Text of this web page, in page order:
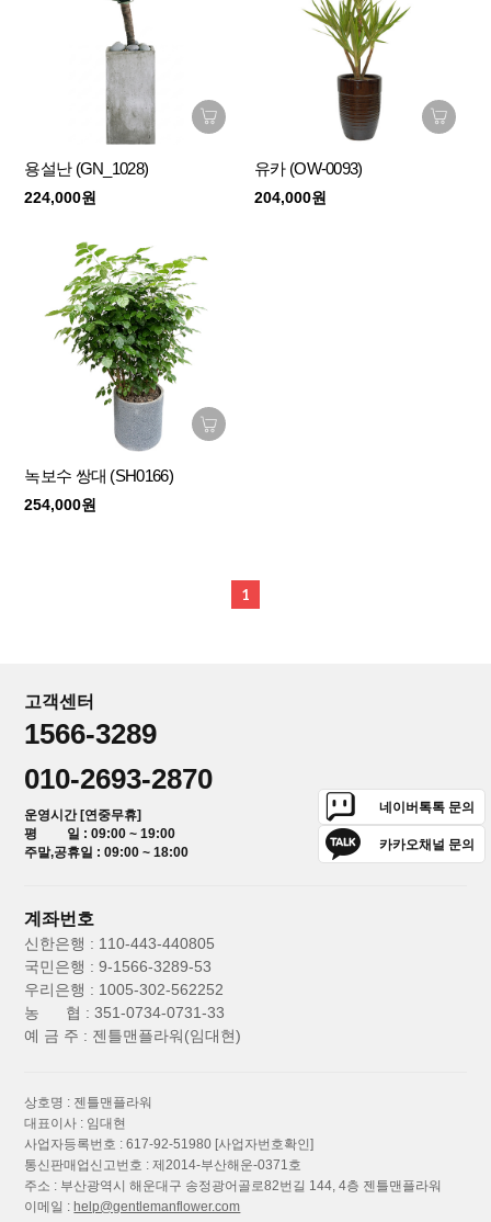
용설난 (GN_1028)
224,000원
유카 (OW-0093)
204,000원
녹보수 쌍대 (SH0166)
254,000원
1
고객센터
1566-3289
010-2693-2870
운영시간 [연중무휴]
평 일 : 09:00 ~ 19:00
주말,공휴일 : 09:00 ~ 18:00
네이버톡톡 문의
카카오채널 문의
계좌번호
신한은행 : 110-443-440805
국민은행 : 9-1566-3289-53
우리은행 : 1005-302-562252
농 협 : 351-0734-0731-33
예 금 주 : 젠틀맨플라워(임대현)
상호명 : 젠틀맨플라워
대표이사 : 임대현
사업자등록번호 : 617-92-51980 [사업자번호확인]
통신판매업신고번호 : 제2014-부산해운-0371호
주소 : 부산광역시 해운대구 송정광어골로82번길 144, 4층 젠틀맨플라워
이메일 : help@gentlemanflower.com